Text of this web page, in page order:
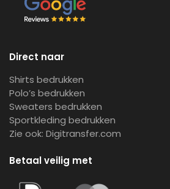
Direct naar
Shirts bedrukken
Polo’s bedrukken
Sweaters bedrukken
Sportkleding bedrukken
Zie ook: Digitransfer.com
Betaal veilig met